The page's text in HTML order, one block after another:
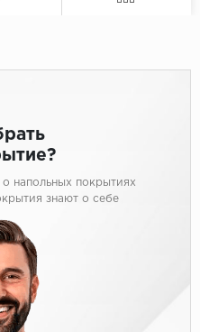
напольных покрытиях
знают о себе